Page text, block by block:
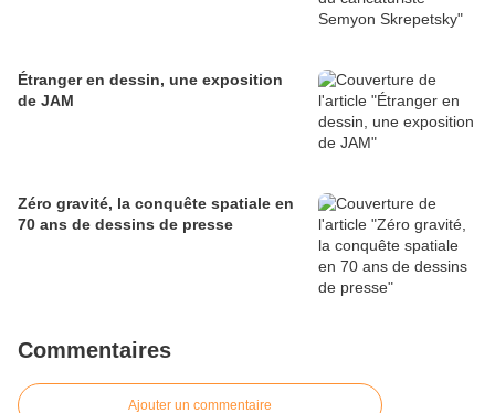
Étranger en dessin, une exposition
de JAM
Zéro gravité, la conquête spatiale en
70 ans de dessins de presse
Commentaires
Ajouter un commentaire